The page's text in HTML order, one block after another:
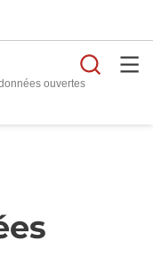
ouvertes